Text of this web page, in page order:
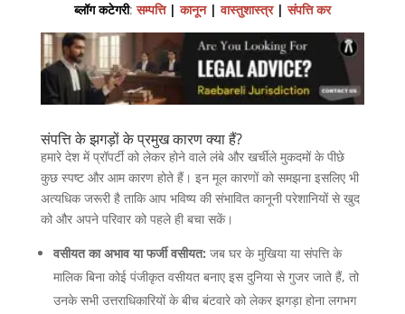
ब्लॉग कटेगरी:सम्पत्ति |कानून|वास्तुशास्त्र|संपत्ति कर
संपत्ति के झगड़ों के प्रमुख कारण क्या हैं?
हमारे देश में प्रॉपर्टी को लेकर होने वाले लंबे और खर्चीले मुकदमों के पीछे
कुछ स्पष्ट और आम कारण होते हैं। इन मूल कारणों को समझना इसलिए भी
अत्यधिक जरूरी है ताकि आप भविष्य की संभावित कानूनी परेशानियों से खुद
को और अपने परिवार को पहले ही बचा सकें।
वसीयत का अभाव या फर्जी वसीयत: जब घर के मुखिया या संपत्ति के
मालिक बिना कोई पंजीकृत वसीयत बनाए इस दुनिया से गुजर जाते हैं, तो
उनके सभी उत्तराधिकारियों के बीच बंटवारे को लेकर झगड़ा होना लगभग